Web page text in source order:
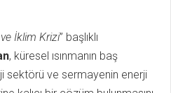
İklim Krizi” başlıklı
, küresel ısınmanın baş
sektörü ve sermayenin enerji